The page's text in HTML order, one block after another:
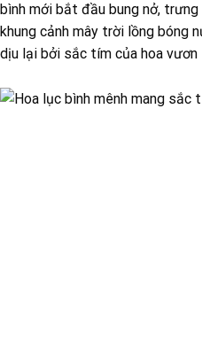
bình mới bắt đầu bung nở,
khung cảnh mây trời lồng bóng
dịu lại bởi sắc tím của hoa